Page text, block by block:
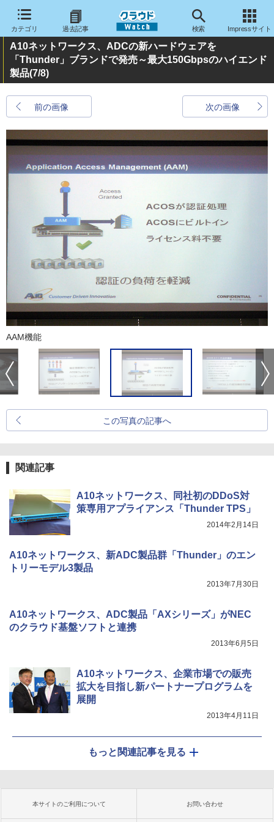
カテゴリ 過去記事 検索 Impressサイト
A10ネットワークス、ADCの新ハードウェアを
「Thunder」ブランドで発売～最大150Gbpsのハイエンド
製品(7/8)
前の画像 次の画像
AAM機能
この写真の記事へ
関連記事
A10ネットワークス、同社初のDDoS対
策専用アプライアンス「Thunder TPS」
2014年2月14日
A10ネットワークス、新ADC製品群「Thunder」のエン
トリーモデル3製品
2013年7月30日
A10ネットワークス、ADC製品「AXシリーズ」がNEC
のクラウド基盤ソフトと連携
2013年6月5日
A10ネットワークス、企業市場での販売
拡大を目指し新パートナープログラムを
展開
2013年4月11日
もっと関連記事を見る
本サイトのご利用について お問い合わせ